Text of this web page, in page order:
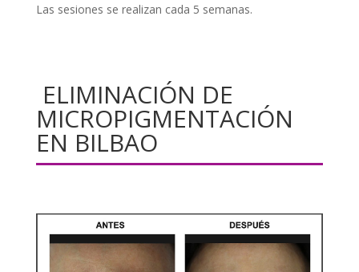
Las sesiones se realizan cada 5 semanas.
ELIMINACIÓN DE
MICROPIGMENTACIÓN
EN BILBAO